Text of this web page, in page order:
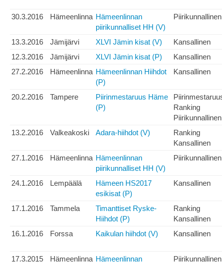
30.3.2016 Hämeenlinna Hämeenlinnan
piirikunnalliset HH (V)
Piirikunnallinen
13.3.2016 Jämijärvi XLVI Jämin kisat (V)
Kansallinen
12.3.2016
Jämijärvi XLVI Jämin kisat (P)
Kansallinen
27.2.2016
Hämeenlinna Hämeenlinnan Hiihdot
(P)
Kansallinen
20.2.2016 Tampere
Piirinmestaruus Häme
(P)
Ranking
Piirikunnallinen
13.2.2016
Valkeakoski Adara-hiihdot (V)
Ranking
Kansallinen
27.1.2016
Hämeenlinna Hämeenlinnan
piirikunnalliset HH (V)
Piirikunnallinen
24.1.2016 Lempäälä
Hämeen HS2017
esikisat (P)
Kansallinen
17.1.2016 Tammela
Timanttiset Ryske-
Hiihdot (P)
Ranking
Kansallinen
16.1.2016
Forssa Kaikulan hiihdot (V) Kansallinen
17.3.2015 Hämeenlinna Hämeenlinnan
Piirikunnallinen